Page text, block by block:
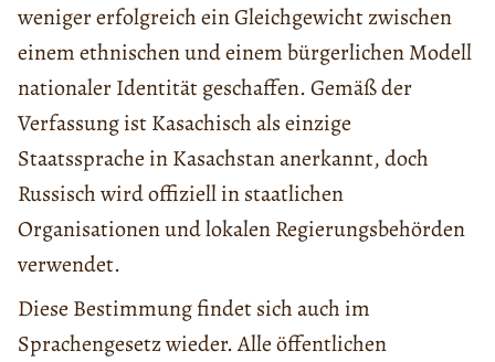
weniger erfolgreich ein Gleichgewicht zwischen
einem ethnischen und einem bürgerlichen Modell
nationaler Identität geschaffen. Gemäß der
Verfassung ist Kasachisch als einzige
Staatssprache in Kasachstan anerkannt, doch
Russisch wird offiziell in staatlichen
Organisationen und lokalen Regierungsbehörden
verwendet.
Diese Bestimmung findet sich auch im
Sprachengesetz wieder. Alle öffentlichen